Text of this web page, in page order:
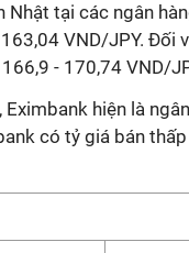
Nhật tại các ngân
VND/JPY. Đối
- 170,74 VND/
Eximbank hiện là
có tỷ giá bán